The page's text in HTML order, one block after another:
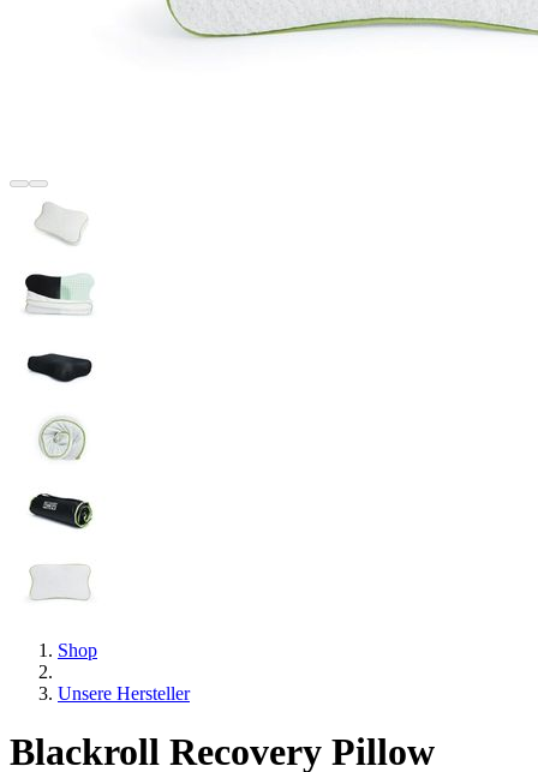
Shop
Unsere Hersteller
Blackroll Recovery Pillow